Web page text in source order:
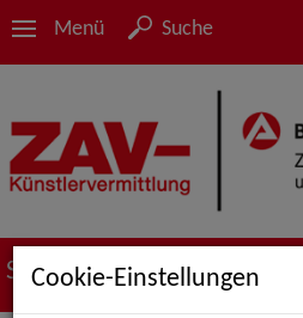
Menü Suche
Suche nach Künstler*innen
Cookie-Einstellungen